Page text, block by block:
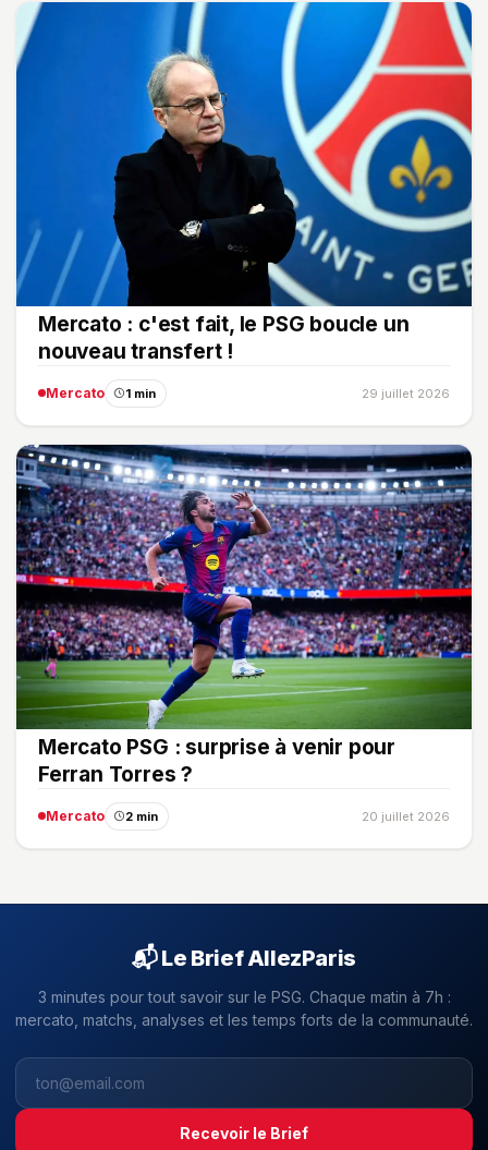
Mercato : c'est fait, le PSG boucle un
nouveau transfert !
Mercato 1 min 29 juillet 2026
Mercato PSG : surprise à venir pour
Ferran Torres ?
Mercato 2 min 20 juillet 2026
📬 Le Brief AllezParis
3 minutes pour tout savoir sur le PSG. Chaque matin à 7h :
mercato, matchs, analyses et les temps forts de la communauté.
Recevoir le Brief